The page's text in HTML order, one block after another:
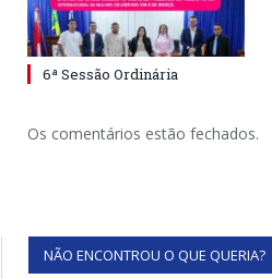
6ª Sessão Ordinária
Os comentários estão fechados.
NÃO ENCONTROU O QUE QUERIA?